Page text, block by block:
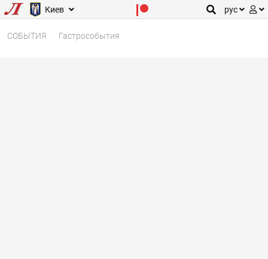
Киев рус
СОБЫТИЯ Гастрособытия